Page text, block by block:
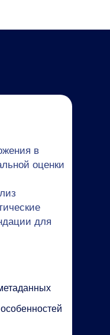
в
оценки
для